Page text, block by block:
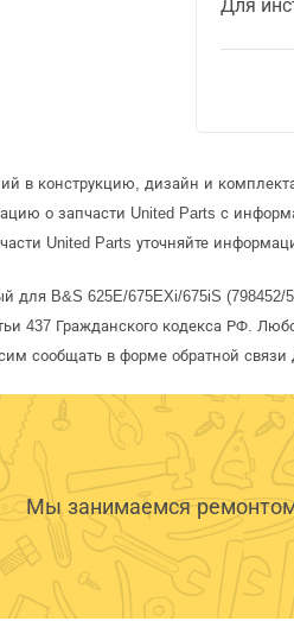
Для
в конструкцию, дизайн и
о запчасти United Parts с
United Parts уточняйте
B&S 625E/675EXi/675iS (798452/
437 Гражданского кодекса РФ.
сообщать в форме обратной
Мы занимаемся